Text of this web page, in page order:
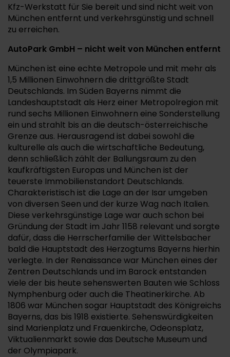
Kfz-Werkstatt für Sie bereit und sind nicht weit von
München entfernt und verkehrsgünstig und schnell
zu erreichen.
AutoPark GmbH – nicht weit von München entfernt
München ist eine echte Metropole und mit mehr als
1,5 Millionen Einwohnern die drittgrößte Stadt
Deutschlands. Im Süden Bayerns nimmt die
Landeshauptstadt als Herz einer Metropolregion mit
rund sechs Millionen Einwohnern eine Sonderstellung
ein und strahlt bis an die deutsch-österreichische
Grenze aus. Herausragend ist dabei sowohl die
kulturelle als auch die wirtschaftliche Bedeutung,
denn schließlich zählt der Ballungsraum zu den
kaufkräftigsten Europas und München ist der
teuerste Immobilienstandort Deutschlands.
Charakteristisch ist die Lage an der Isar umgeben
von diversen Seen und der kurze Wag nach Italien.
Diese verkehrsgünstige Lage war auch schon bei
Gründung der Stadt im Jahr 1158 relevant und sorgte
dafür, dass die Herrscherfamilie der Wittelsbacher
bald die Hauptstadt des Herzogtums Bayerns hierhin
verlegte. In der Renaissance war München eines der
Zentren Deutschlands und im Barock entstanden
viele der bis heute sehenswerten Bauten wie Schloss
Nymphenburg oder auch die Theatinerkirche. Ab
1806 war München sogar Hauptstadt des Königreichs
Bayerns, das bis 1918 existierte. Sehenswürdigkeiten
sind Marienplatz und Frauenkirche, Odeonsplatz,
Viktualienmarkt sowie das Deutsche Museum und
der Olympiapark.